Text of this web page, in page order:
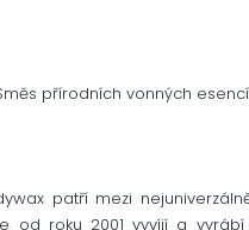
přírodních vonných
patří mezi
od roku 2001 vyvíjí a